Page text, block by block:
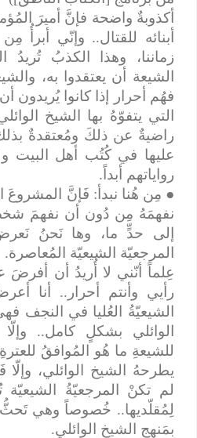
أكذوبةٌ واضحة فإنَّ أميرَ
أبنائه للقتال.. وإنّي أبرأُ
زماننا، وهذا الكذبُ تُريدُ
الشيعة أن يعتقدوا به،
فهُم أحرار إذا كانوا يُريدون
التي يتفوّهُ بها الشيخ
راضيةٌ عن ذلكَ ومُعتقدةٌ
عليها في كُتُب أهل البيت
رواياتهم أبداً.
●مِن هُنا نبدأ: فَإنَّ المشروعَ
نفهمَهُ مِن دُون أن نفهمَ
إلى حدٍّ ما، وها نَحنُ
المرجعيّة الشيعيّة المُعاصرة.
عِلماً أنّني لا أُريدُ أن أفرضَ
رأيي وأنتم أحرار.. أنا
الشيعيّةُ العُليا في النجف
الوائلي بشكلٍ كامل..
للشيعةِ ما هُو المُوافقُ
يطرحهُ الشيخ الوائلي، وإلّا
لم تكنْ المرجعيّةُ الشيعيّة
لِمُقلّديها.. خُصوصاً وهي
بمَنهج الشيخ الوائلي.